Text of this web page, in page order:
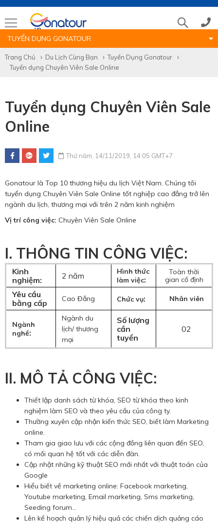
Hotline tour nước ngoài
0786 711 611
Hotline tour trong nước
0783 336 116
Hotine CSKH
0916 404 578
Hotline tư vấn dịch vụ
0784 849 849
TUYỂN DỤNG GONATOUR
Trang Chủ Du Lịch Cùng Bạn
Tuyển Dụng Gonatour
Tuyển dụng Chuyên Viên Sale Online
Tuyển dụng Chuyên Viên Sale
Online
Thứ năm, 14/11/2019, 14:05 GMT+7
Gonatour là Top 10 thương hiệu du lịch Việt Nam. Chúng tôi
tuyển dụng Chuyên Viên Sale Online tốt nghiệp cao đẳng trở lên
ngành du lịch, thương mại với trên 2 năm kinh nghiệm
Vị trí công việc: Chuyên Viên Sale Online
I. THÔNG TIN CÔNG VIỆC:
Kinh
nghiệm:
2 năm
Hình thức
làm việc:
Toàn thời
gian cố định
Yêu cầu
bằng cấp
Cao Đẳng Chức vụ: Nhân viên
Ngành
nghề:
Ngành du
lịch/ thương
mại
Số lượng
cần
tuyển
02
II. MÔ TẢ CÔNG VIỆC:
Thiết lập danh sách từ khóa, SEO từ khóa theo kinh
nghiệm làm SEO và theo yêu cầu của công ty.
Thường xuyên cập nhận kiến thức SEO, biết làm Marketing
online.
Tham gia giao lưu với các cộng đồng liên quan đến SEO,
có mối quan hệ tốt với các diễn đàn.
Cập nhật những kỹ thuật SEO mới nhất với thuật toán của
Google
Hiểu biết về marketing online: Facebook marketing,
Youtube marketing, Email marketing, Sms marketing,
Seeding forum...
Lên kế hoạch quản lý hiệu quả các chiến dịch quảng cáo